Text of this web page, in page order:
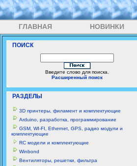
ГЛАВНАЯ НОВИНКИ
ПОИСК
Введите слово для поиска.
Расширенный поиск
РАЗДЕЛЫ
3D принтеры, филамент и комплектующие
Arduino, разработка, программирование
GSM, WI-FI, Ethernet, GPS, радио модули и
комплектующие
RC модели и комплектующие
Winbond
Вентиляторы, решетки, фильтра